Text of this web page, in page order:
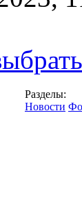
Разделы:
Новости